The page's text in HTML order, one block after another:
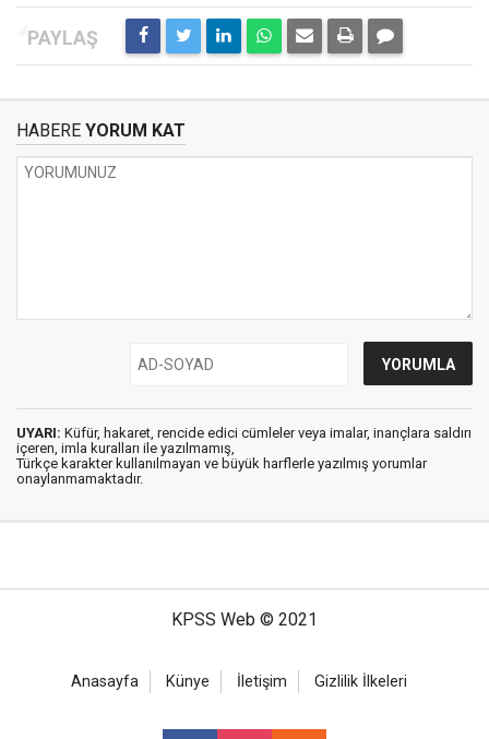
HABERE YORUM KAT
UYARI: Küfür, hakaret, rencide edici cümleler veya imalar, inançlara saldırı
içeren, imla kuralları ile yazılmamış,
Türkçe karakter kullanılmayan ve büyük harflerle yazılmış yorumlar
onaylanmamaktadır.
KPSS Web © 2021
Anasayfa Künye İletişim Gizlilik İlkeleri